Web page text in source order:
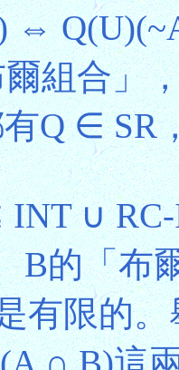
⇔
組合」
Q ∈ SR
∪
B的「布
有限的